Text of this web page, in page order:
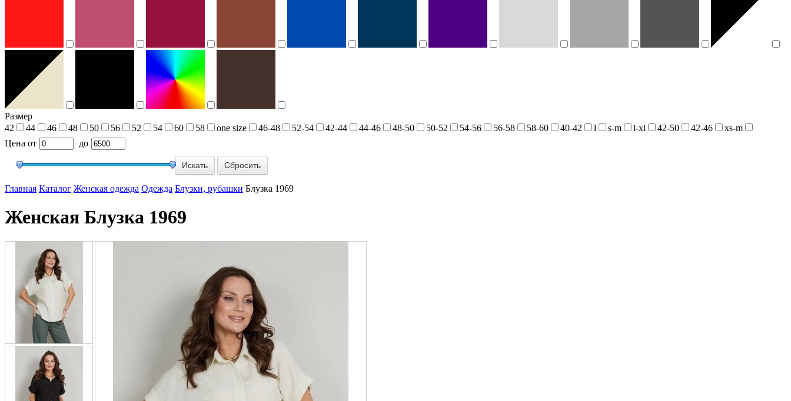
Размер
42
44 46 48 50 56 52 54 60 58 one size 46-48 52-54 42-44 44-46 48-50 50-52 54-56 56-58 58-60 40-42 l s-m l-xl 42-50 42-46
xs-m
Цена от до
Сбросить
Главная Каталог Женская одежда Одежда Блузки, рубашки Блузка 1969
Женская Блузка 1969